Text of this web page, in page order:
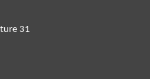
31